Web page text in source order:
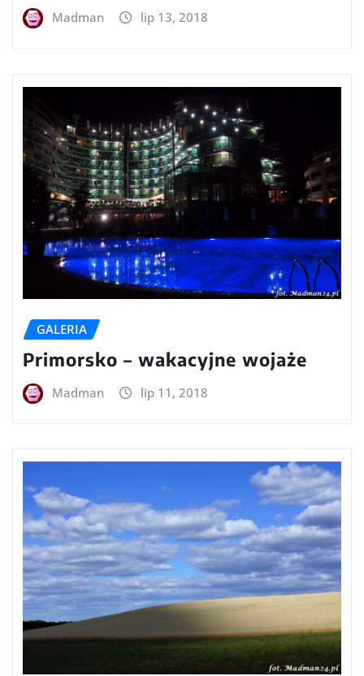
Madman lip 13, 2018
GALERIA
Primorsko – wakacyjne wojaże
Madman lip 11, 2018